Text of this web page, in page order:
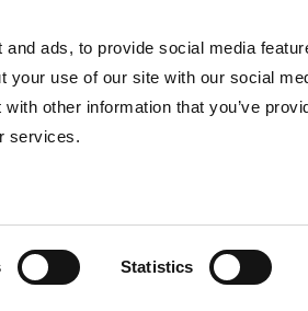
ads, to provide social media
your use of our site with our social
other information that you’ve
services.
Statistics
tentang Undang -Undang Transaksi